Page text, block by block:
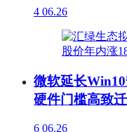
4 06.26
微软延长
硬件门槛高致
6 06.26